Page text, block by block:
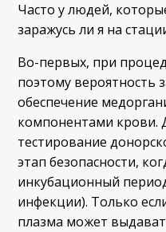
Часто у людей,
заражусь ли я на
Во-первых, при
поэтому вероятность
обеспечение
компонентами крови.
тестирование
этап безопасности,
инкубационный
инфекции). Только
плазма может